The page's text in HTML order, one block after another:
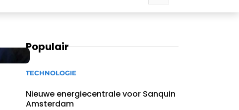
Populair
TECHNOLOGIE
Nieuwe energiecentrale voor Sanquin
Amsterdam